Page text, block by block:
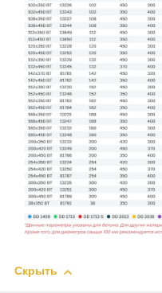
Скрыть